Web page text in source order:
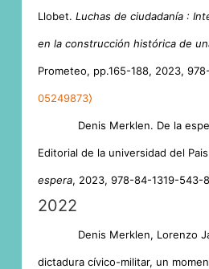
Llobet. Luchas de ciudadanía :
en la construcción histórica de
Prometeo, pp.165-188, 2023,
05249873⟩
Denis Merklen. De la
Editorial de la universidad del
espera, 2023, 978-84-1319-543-
2022
Denis Merklen, Lorenzo
dictadura cívico-militar, un